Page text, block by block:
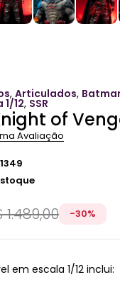
, Articulados,
1/12, SSR
of
Avaliação
1.489,00 -30%
em escala 1/12 inclui: